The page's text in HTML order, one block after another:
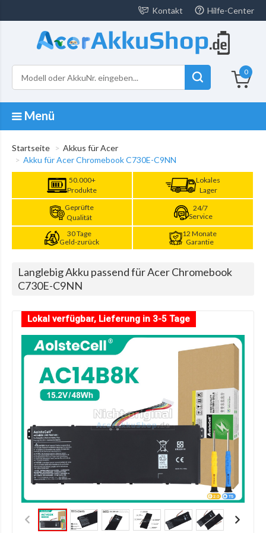
Kontakt Hilfe-Center
0
Menü
Startseite
Akkus für Acer
Akku für Acer Chromebook C730E-C9NN
50.000+
Produkte
Lokales
Lager
Geprüfte
Qualität
24/7
Service
30 Tage
Geld-zurück
12 Monate
Garantie
Langlebig Akku passend für Acer Chromebook
C730E-C9NN
Lokal verfügbar, Lieferung in 3-5 Tage